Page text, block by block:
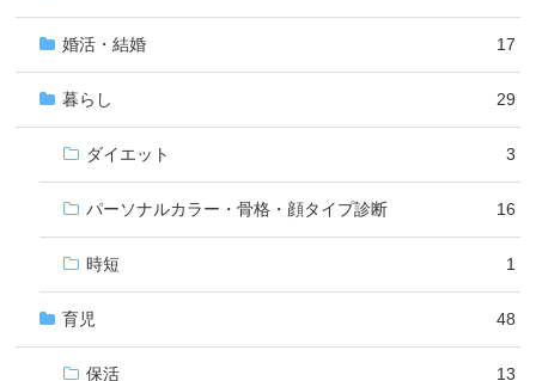
婚活・結婚 17
暮らし 29
ダイエット 3
パーソナルカラー・骨格・顔タイプ診断 16
時短 1
育児 48
保活 13